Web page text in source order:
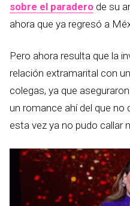
sobre el paradero de su
ahora que ya regresó a
Pero ahora resulta que la
relación extramarital con
colegas, ya que
un romance ahí del que no
esta vez ya no pudo callar